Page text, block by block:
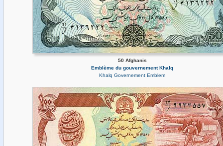
50 Afghanis
Emblème du gouvernement Khalq
Khalq Governement Emblem